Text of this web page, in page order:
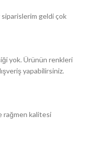
geldi çok
yok. Ürünün renkleri
yapabilirsiniz.
rağmen kalitesi